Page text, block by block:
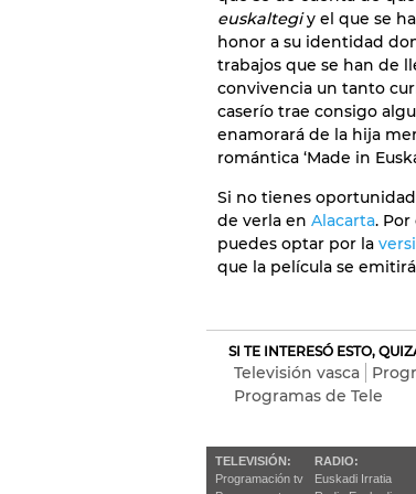
euskaltegiy el que se
honor a su identidad
trabajos que se han de
convivencia un tanto
caserío trae consigo
enamorará de la hija
romántica ‘Made in
Si no tienes
de verla en Alacarta.
puedes optar por la
que la película se
SI TE INTERESÓ ESTO,
Televisión vasca
Programas de Tele
TELEVISIÓN:
Programación tv
RADIO:
Euskadi Irratia